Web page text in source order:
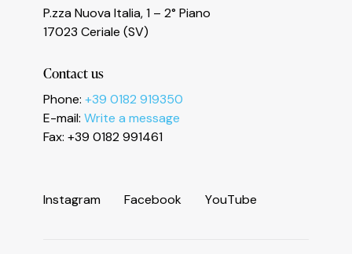
P.zza Nuova Italia, 1 – 2° Piano
17023 Ceriale (SV)
Contact us
Phone: +39 0182 919350
E-mail: Write a message
Fax: +39 0182 991461
Instagram Facebook YouTube